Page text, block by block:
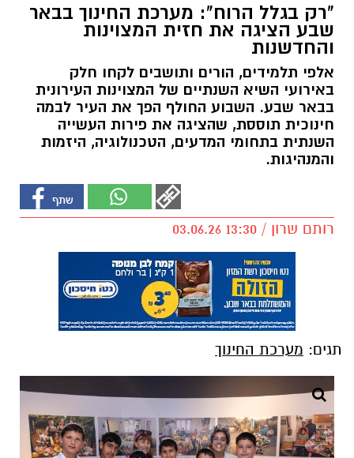
"רק בגלל הרוח": מערכת החינוך בבאר
שבע הציגה את חזית המצוינות
והחדשנות
אלפי תלמידים, הורים ותושבים לקחו חלק
באירועי השיא השנתיים של המצוינות העירונית
בבאר שבע. השבוע החולף הפך את העיר לבמה
חינוכית תוססת, שהציגה את פירות העשייה
השנתית בתחומי המדעים, הטכנולוגיה, היזמות
והמנהיגות.
רותם שרון / 13:30 03.06.26
תגים: מערכת החינוך